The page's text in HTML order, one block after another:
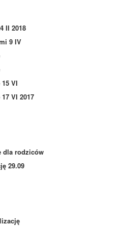
II 2018
9 IV
VI
VI 2017
dla rodziców
29.09